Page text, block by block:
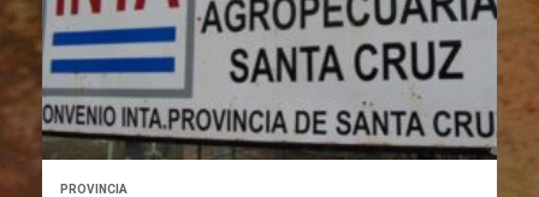
PROVINCIA